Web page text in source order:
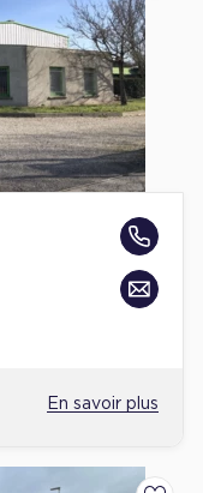
En savoir plus